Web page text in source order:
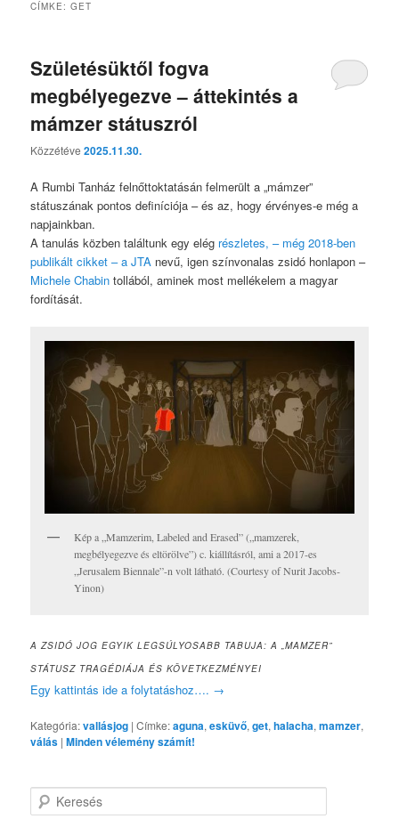
CÍMKE:GET
Születésüktől fogva
megbélyegezve – áttekintés a
mámzer státuszról
Közzétéve2025.11.30.
A Rumbi Tanház felnőttoktatásán felmerült a „mámzer”
státuszának pontos definíciója – és az, hogy érvényes-e még a
napjainkban.
A tanulás közben találtunk egy elég részletes, – még 2018-ben
publikált cikket – a JTA nevű, igen színvonalas zsidó honlapon –
Michele Chabin tollából, aminek most mellékelem a magyar
fordítását.
Kép a „Mamzerim, Labeled and Erased” („mamzerek,
megbélyegezve és eltörölve”) c. kiállításról, ami a 2017-es
„Jerusalem Biennale”-n volt látható. (Courtesy of Nurit Jacobs-
Yinon)
A ZSIDÓ JOG EGYIK LEGSÚLYOSABB TABUJA: A „MAMZER”
STÁTUSZ TRAGÉDIÁJA ÉS KÖVETKEZMÉNYEI
Egy kattintás ide a folytatáshoz…. →
Kategória:vallásjog |Címke:aguna,esküvő,get,halacha,mamzer,
válás |Minden vélemény számít!
e